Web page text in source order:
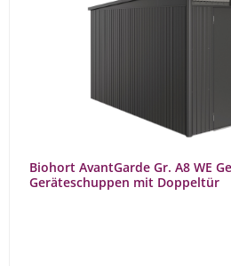
Biohort AvantGarde Gr. A8 WE
Geräteschuppen mit Doppeltür